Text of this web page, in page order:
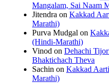
Mangalam, Sai Naam
Jitendra on Kakkad
Marathi)
Purva Mudgal on
(Hindi-Marathi)
Vinod on Dehachi
Bhaktichach Theva
Sachin on Kakkad
Marathi)